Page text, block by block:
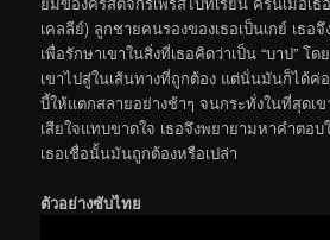
เคลลีย์) ลูกชายคนรองของเธอเป็นเกย์ เธอ
เพื่อรักษาเขาในสิ่งที่เธอคิดว่าเป็น “บาป” โ
เขาไปสู่ในเส้นทางที่ถูกต้อง แต่นั่นมันก็ได้ค่
บี้ให้แตกสลายอย่างช้าๆ จนกระทั่งในที่สุดเ
เสียใจแทบขาดใจ เธอจึงพยายามหาคำตอบ
เธอเชื่อนั้นมันถูกต้องหรือเปล่า
ตัวอย่างซับไทย